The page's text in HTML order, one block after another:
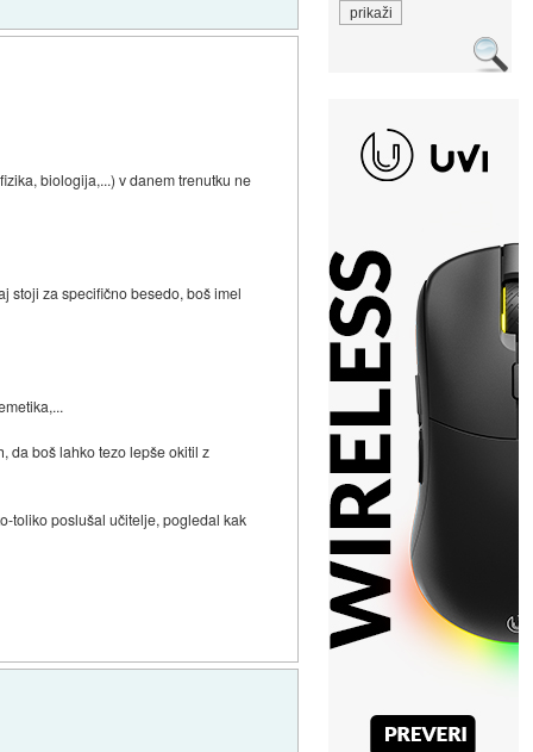
biologija,...) v danem trenutku ne
stoji za specifično besedo, boš imel
da boš lahko tezo lepše okitil z
toliko poslušal učitelje, pogledal kak